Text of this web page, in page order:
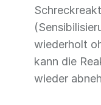
wiederholt
kann die
wieder